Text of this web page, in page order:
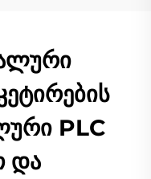
PLC
და